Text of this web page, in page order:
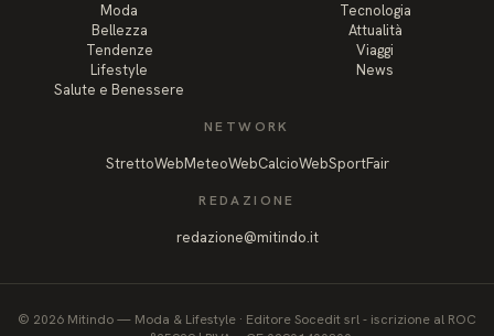
Moda
Bellezza
Tendenze
Lifestyle
Salute e Benessere
Tecnologia
Attualità
Viaggi
News
NETWORK
StrettoWebMeteoWebCalcioWebSportFair
REDAZIONE
redazione@mitindo.it
© 2026 Mitindo— Moda & Lifestyle · Editore Socedit srl - iscrizione al ROC